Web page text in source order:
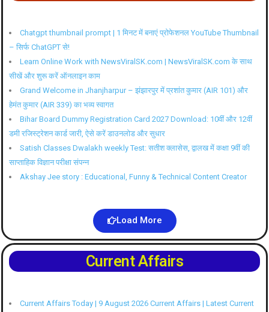
Chatgpt thumbnail prompt | 1 मिनट में बनाएं प्रोफेशनल YouTube Thumbnail
– सिर्फ ChatGPT से!
Learn Online Work with NewsViralSK.com | NewsViralSK.com के साथ
सीखें और शुरू करें ऑनलाइन काम
Grand Welcome in Jhanjharpur – झंझारपुर में प्रशांत कुमार (AIR 101) और
हेमंत कुमार (AIR 339) का भव्य स्वागत
Bihar Board Dummy Registration Card 2027 Download: 10वीं और 12वीं
डमी रजिस्ट्रेशन कार्ड जारी, ऐसे करें डाउनलोड और सुधार
Satish Classes Dwalakh weekly Test: सतीश क्लासेस, द्वालख में कक्षा 9वीं की
साप्ताहिक विज्ञान परीक्षा संपन्न
Akshay Jee story : Educational, Funny & Technical Content Creator
Load More
Current Affairs
Current Affairs Today | 9 August 2026 Current Affairs | Latest Current